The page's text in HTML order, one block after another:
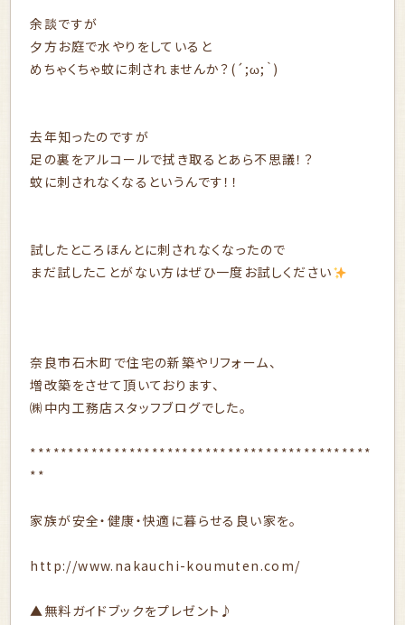
余談ですが
夕方お庭で水やりをしていると
めちゃくちゃ蚊に刺されませんか？(´;ω;｀)
去年知ったのですが
足の裏をアルコールで拭き取るとあら不思議！？
蚊に刺されなくなるというんです！！
試したところほんとに刺されなくなったので
まだ試したことがない方はぜひ一度お試しください
奈良市石木町で住宅の新築やリフォーム、
増改築をさせて頂いております、
㈱中内工務店スタッフブログでした。
*********************************************
**
家族が安全・健康・快適に暮らせる良い家を。
http://www.nakauchi-koumuten.com/
▲無料ガイドブックをプレゼント♪